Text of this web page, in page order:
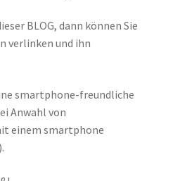
BLOG, dann können Sie
verlinken und ihn
smartphone-freundliche
Anwahl von
einem smartphone